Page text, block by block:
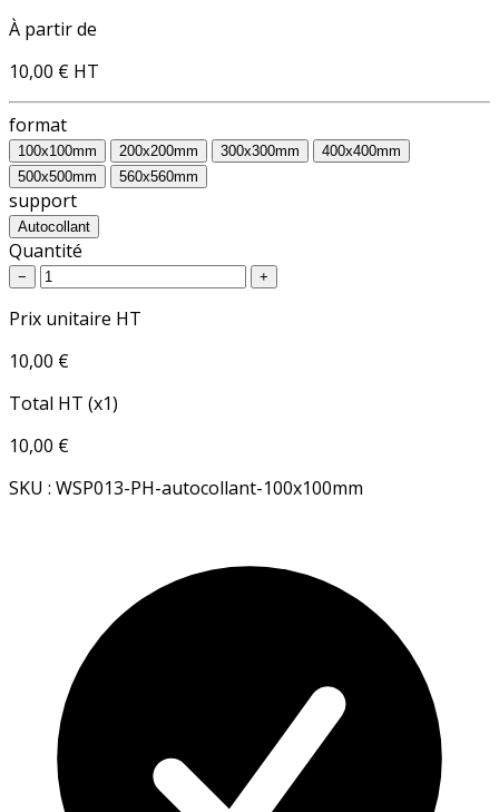
À partir de
10,00 € HT
format
100x100mm 200x200mm 300x300mm
400x400mm
500x500mm
560x560mm
support
Autocollant
Quantité
− +
Prix unitaire HT
10,00 €
Total HT (x1)
10,00 €
SKU : WSP013-PH-autocollant-100x100mm